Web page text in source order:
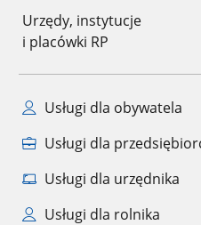
Urzędy, instytucje
i placówki RP
Usługi dla obywatela
Usługi dla
Usługi dla urzędnika
Usługi dla rolnika